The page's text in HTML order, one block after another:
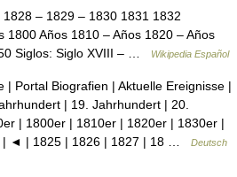
– 1829 – 1830 1831 1832
1800 Años 1810 – Años 1820 – Años
Siglos: Siglo XVIII – …
Wikipedia Español
Portal Biografien | Aktuelle Ereignisse |
| 19. Jahrhundert | 20.
| 1800er | 1810er | 1820er | 1830er |
◄ | 1825 | 1826 | 1827 | 18 …
Deutsch